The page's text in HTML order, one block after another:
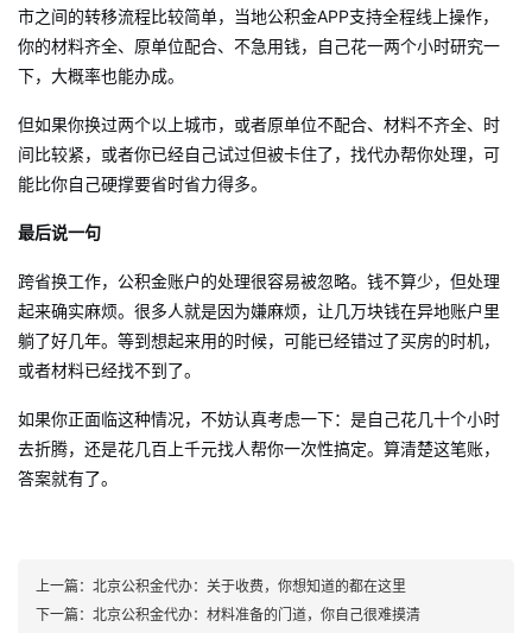
市之间的转移流程比较简单，当地公积金APP支持全程线上操作，
你的材料齐全、原单位配合、不急用钱，自己花一两个小时研究一
下，大概率也能办成。
但如果你换过两个以上城市，或者原单位不配合、材料不齐全、时
间比较紧，或者你已经自己试过但被卡住了，找代办帮你处理，可
能比你自己硬撑要省时省力得多。
最后说一句
跨省换工作，公积金账户的处理很容易被忽略。钱不算少，但处理
起来确实麻烦。很多人就是因为嫌麻烦，让几万块钱在异地账户里
躺了好几年。等到想起来用的时候，可能已经错过了买房的时机，
或者材料已经找不到了。
如果你正面临这种情况，不妨认真考虑一下：是自己花几十个小时
去折腾，还是花几百上千元找人帮你一次性搞定。算清楚这笔账，
答案就有了。
上一篇： 北京公积金代办：关于收费，你想知道的都在这里
下一篇： 北京公积金代办：材料准备的门道，你自己很难摸清